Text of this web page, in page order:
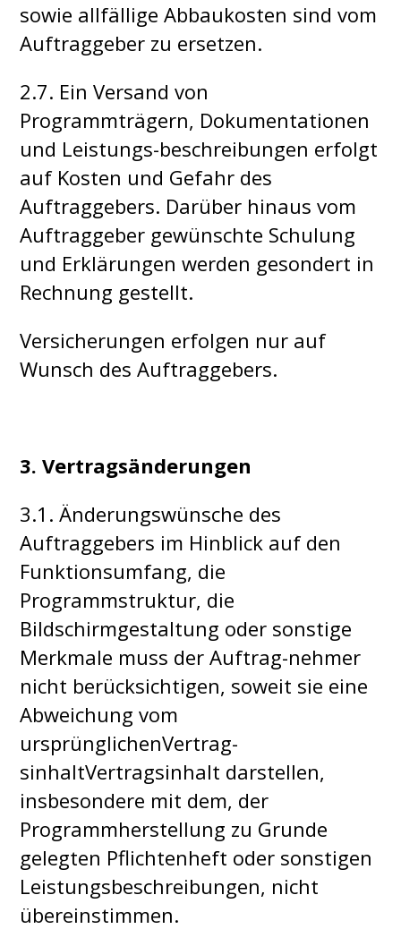
sowie allfällige Abbaukosten sind vom
Auftraggeber zu ersetzen.
2.7. Ein Versand von
Programmträgern, Dokumentationen
und Leistungs-beschreibungen erfolgt
auf Kosten und Gefahr des
Auftraggebers. Darüber hinaus vom
Auftraggeber gewünschte Schulung
und Erklärungen werden gesondert in
Rechnung gestellt.
Versicherungen erfolgen nur auf
Wunsch des Auftraggebers.
3. Vertragsänderungen
3.1. Änderungswünsche des
Auftraggebers im Hinblick auf den
Funktionsumfang, die
Programmstruktur, die
Bildschirmgestaltung oder sonstige
Merkmale muss der Auftrag-nehmer
nicht berücksichtigen, soweit sie eine
Abweichung vom
ursprünglichenVertrag-
sinhaltVertragsinhalt darstellen,
insbesondere mit dem, der
Programmherstellung zu Grunde
gelegten Pflichtenheft oder sonstigen
Leistungsbeschreibungen, nicht
übereinstimmen.